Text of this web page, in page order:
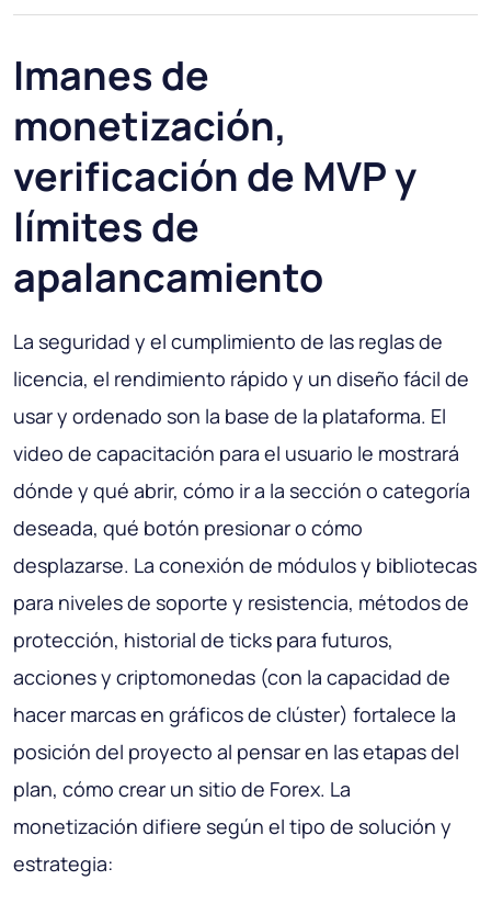
Imanes de
monetización,
verificación de MVP y
límites de
apalancamiento
La seguridad y el cumplimiento de las reglas de
licencia, el rendimiento rápido y un diseño fácil de
usar y ordenado son la base de la plataforma. El
video de capacitación para el usuario le mostrará
dónde y qué abrir, cómo ir a la sección o categoría
deseada, qué botón presionar o cómo
desplazarse. La conexión de módulos y bibliotecas
para niveles de soporte y resistencia, métodos de
protección, historial de ticks para futuros,
acciones y criptomonedas (con la capacidad de
hacer marcas en gráficos de clúster) fortalece la
posición del proyecto al pensar en las etapas del
plan, cómo crear un sitio de Forex. La
monetización difiere según el tipo de solución y
estrategia: